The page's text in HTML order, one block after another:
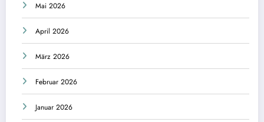
Mai 2026
April 2026
März 2026
Februar 2026
Januar 2026